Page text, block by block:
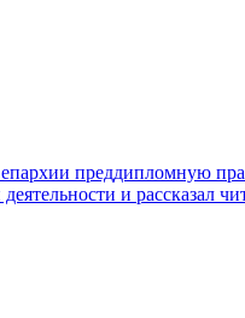
преддипломную
и рассказал